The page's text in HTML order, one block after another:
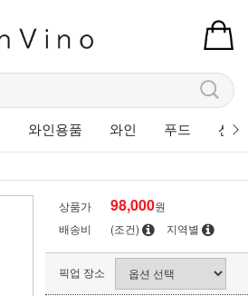
와인용품 와인 푸드 선
상품가 98,000원
배송비
(조건) 지역별
픽업 장소